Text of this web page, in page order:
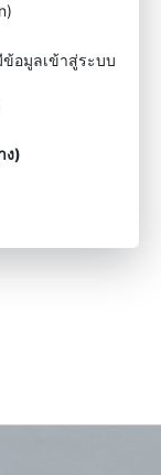
ข้อมูลเข้าสู่ระบบ
ง)